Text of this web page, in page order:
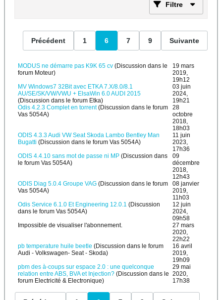
Filtre
Précédent 1 6 7 9 Suivante
MODUS ne démarre pas K9K 65 cv (Discussion dans le
forum Moteur)
19 mars
2019,
19h12
MV Windows7 32Bit avec ETKA 7.X/8.0/8.1
AU/SE/SK/VW/VWU + ElsaWin 6.0 AUDI 2015
(Discussion dans le forum Etka)
03 juin
2024,
19h21
Odis 4.2.3 Complet en torrent (Discussion dans le forum
Vas 5054A)
28
octobre
2018,
18h03
ODIS 4.3.3 Audi VW Seat Skoda Lambo Bentley Man
Bugatti (Discussion dans le forumVas 5054A)
11 juin
2023,
17h36
ODIS 4.4.10 sans mot de passe ni MP (Discussion dans
le forumVas 5054A)
09
décembre
2018,
12h43
ODIS Diag 5.0.4 Groupe VAG (Discussion dans le forum
Vas 5054A)
08 janvier
2019,
11h03
Odis Service 6.1.0 Et Engineering 12.0.1 (Discussion
dans le forumVas 5054A)
12 juin
2024,
09h58
Impossible de visualiser l'abonnement.
27 mars
2020,
22h22
pb temperature huile beetle (Discussion dans le forum
Audi - Volkswagen- Seat - Skoda)
16 avril
2019,
19h09
pbm des à-coups sur espace 2.0 : une quelconque
relation entre ABS, BVA et Injection? (Discussion dans le
forum Electricité & Electronique)
29 mai
2020,
17h38